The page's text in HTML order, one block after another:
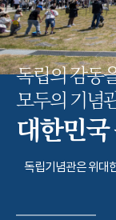
독립의 감동
모두의 기념
대한민
독립기념관은 위대